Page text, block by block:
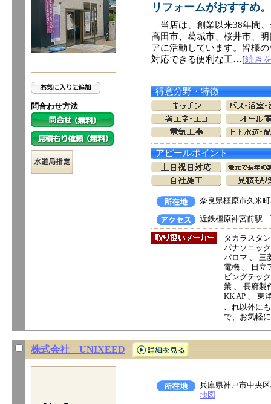
問合わせ方法
リフォームがおすすめ。
当店は、創業以来38年間
高田市、葛城市、桜井市、
アに活動しています。皆様
対応できる便利な工…[続き
得意分野・特徴
アピールポイント
奈良県橿原市久米
近鉄橿原神宮前駅
タカラスタ
パナソニッ
パロマ 、 三
電機 、 日立
ビングテッ
業 、 長府製
KK AP 、 東
これ以外に
で、お気軽
株式会社 UNIXEED
兵庫県神戸市中央
地図